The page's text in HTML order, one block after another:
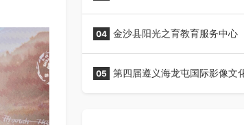
04 金沙县阳光之育教育服务中心
05 第四届遵义海龙屯国际影像文